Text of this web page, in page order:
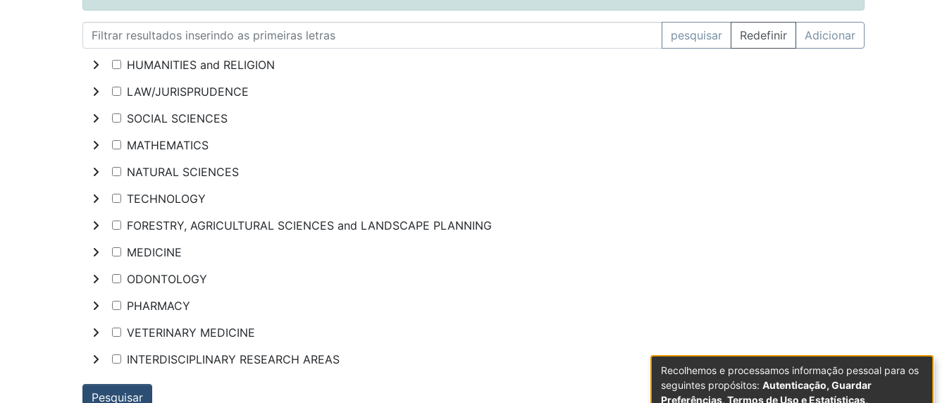
pesquisar Redefinir Adicionar
HUMANITIES and RELIGION
LAW/JURISPRUDENCE
SOCIAL SCIENCES
MATHEMATICS
NATURAL SCIENCES
TECHNOLOGY
FORESTRY, AGRICULTURAL SCIENCES and LANDSCAPE PLANNING
MEDICINE
ODONTOLOGY
PHARMACY
VETERINARY MEDICINE
INTERDISCIPLINARY RESEARCH AREAS
Pesquisar
Recolhemos e processamos informação pessoal para os
seguintes propósitos: Autenticação, Guardar
Preferências, Termos de Uso e Estatísticas.